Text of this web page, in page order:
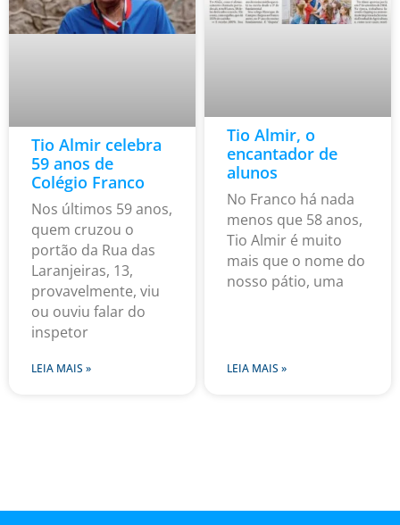
Tio Almir celebra
59 anos de
Colégio Franco
Nos últimos 59 anos,
quem cruzou o
portão da Rua das
Laranjeiras, 13,
provavelmente, viu
ou ouviu falar do
inspetor
LEIA MAIS »
Tio Almir, o
encantador de
alunos
No Franco há nada
menos que 58 anos,
Tio Almir é muito
mais que o nome do
nosso pátio, uma
LEIA MAIS »